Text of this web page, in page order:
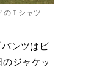
Ｔシャツ
ンツはビ
ジャケッ